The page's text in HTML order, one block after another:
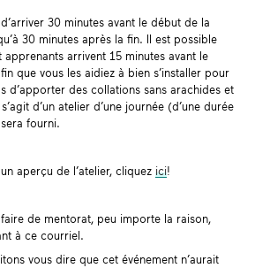
30 minutes avant le début de la
30 minutes après la fin. Il est possible
arrivent 15 minutes avant le
que vous les aidiez à bien s’installer pour
d’apporter des collations sans arachides et
d’un atelier d’une journée (d’une durée
fourni.
aperçu de l’atelier,cliquezici!
de mentorat, peu importe la raison,
à ce courriel.
vous dire que cet événement n’aurait